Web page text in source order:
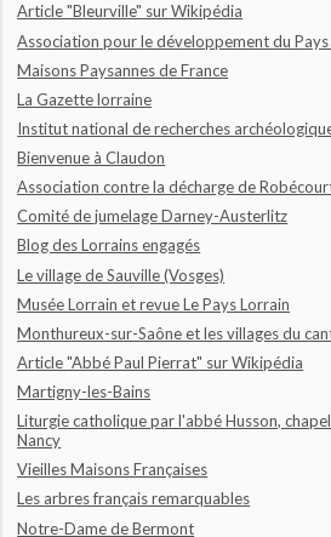
Article "Bleurville" sur Wikipédia
Association pour le développement du
Maisons Paysannes de France
La Gazette lorraine
Institut national de recherches
Bienvenue à Claudon
Association contre la décharge de
Comité de jumelage Darney-Austerlitz
Blog des Lorrains engagés
Le village de Sauville (Vosges)
Musée Lorrain et revue Le Pays Lorrain
Monthureux-sur-Saône et les villages du
Article "Abbé Paul Pierrat" sur Wikipédia
Martigny-les-Bains
Liturgie catholique par l'abbé Husson,
Nancy
Vieilles Maisons Françaises
Les arbres français remarquables
Notre-Dame de Bermont